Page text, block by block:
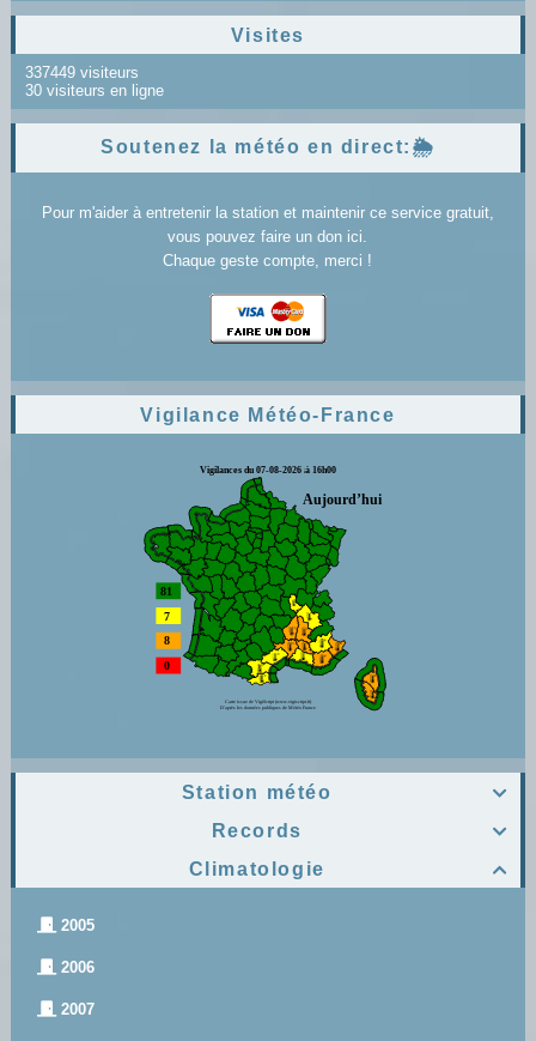
Visites
337449 visiteurs
30 visiteurs en ligne
Soutenez la météo en direct:🌦️
Pour m'aider à entretenir la station et maintenir ce service gratuit,
vous pouvez faire un don ici.
Chaque geste compte, merci !
Vigilance Météo-France

Station météo

Records

Climatologie
2005
2006
2007